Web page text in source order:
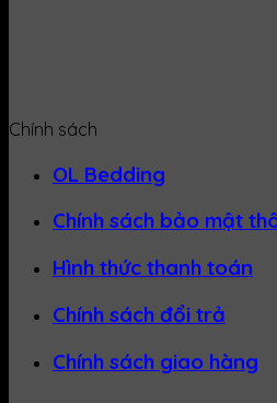
Chính sách
OL Bedding
Chính sách bảo mật
Hình thức thanh toán
Chính sách đổi trả
Chính sách giao hàng